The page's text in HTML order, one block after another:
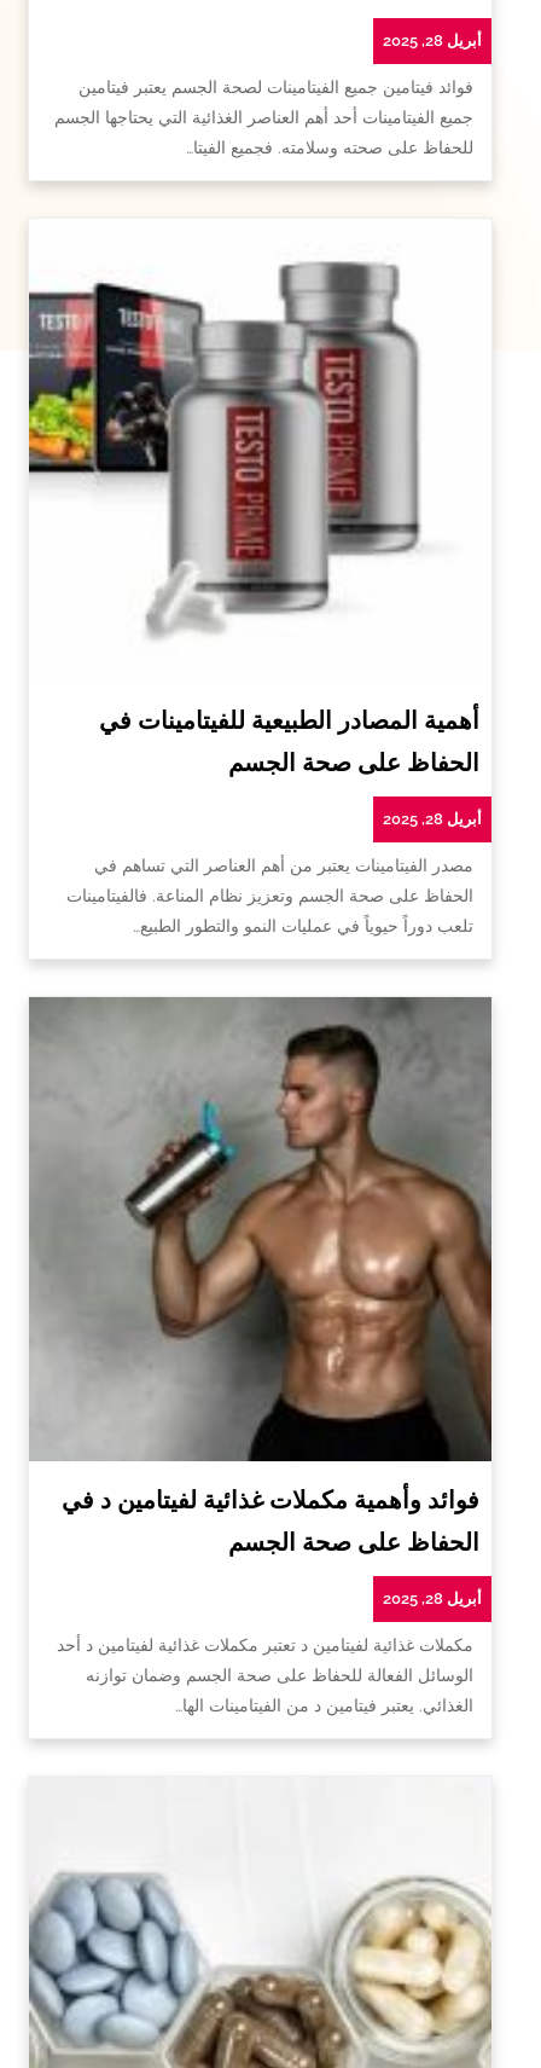
أبريل 28, 2025
فوائد فيتامين جميع الفيتامينات لصحة الجسم يعتبر فيتامين
جميع الفيتامينات أحد أهم العناصر الغذائية التي يحتاجها الجسم
للحفاظ على صحته وسلامته. فجميع الفيتا…
أهمية المصادر الطبيعية للفيتامينات في
الحفاظ على صحة الجسم
أبريل 28, 2025
مصدر الفيتامينات يعتبر من أهم العناصر التي تساهم في
الحفاظ على صحة الجسم وتعزيز نظام المناعة. فالفيتامينات
تلعب دوراً حيوياً في عمليات النمو والتطور الطبيع…
فوائد وأهمية مكملات غذائية لفيتامين د في
الحفاظ على صحة الجسم
أبريل 28, 2025
مكملات غذائية لفيتامين د تعتبر مكملات غذائية لفيتامين د أحد
الوسائل الفعالة للحفاظ على صحة الجسم وضمان توازنه
الغذائي. يعتبر فيتامين د من الفيتامينات الها…